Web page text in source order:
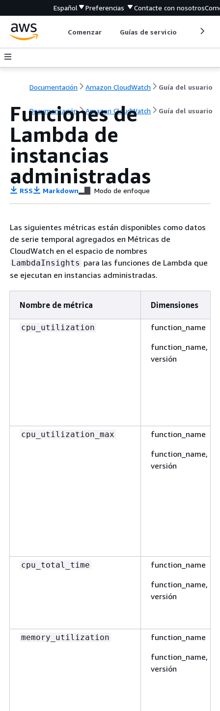
Español Preferencias Contacte con nosotros
Comenzar Guías de servicio
Documentación Amazon CloudWatch Guía del usuario
Documentación Amazon CloudWatch Guía del usuario
Funciones de
Lambda de
instancias
administradas
RSS Markdown Modo de enfoque
Las siguientes métricas están disponibles como datos
de serie temporal agregados en Métricas de
CloudWatch en el espacio de nombres
LambdaInsights para las funciones de Lambda que
se ejecutan en instancias administradas.
Nombre de métrica Dimensiones
cpu_utilization
function_name
function_name,
versión
cpu_utilization_max
function_name
function_name,
versión
cpu_total_time
function_name
function_name,
versión
memory_utilization
function_name
function_name,
versión